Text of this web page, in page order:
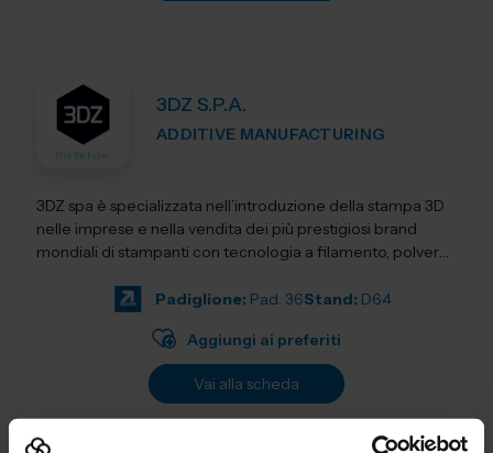
3DZ S.P.A.
ADDITIVE MANUFACTURING
3DZ spa è specializzata nell’introduzione della stampa 3D
nelle imprese e nella vendita dei più prestigiosi brand
mondiali di stampanti con tecnologia a filamento, polvere,
Padiglione: Pad. 36Stand: D64
Aggiungi ai preferiti
Vai alla scheda